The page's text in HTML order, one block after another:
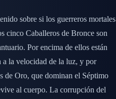
sobre si los guerreros mortales
cinco Caballeros de Bronce son
Por encima de ellos están
a la velocidad de la luz, y por
de Oro, que dominan el Séptimo
al cuerpo. La corrupción del